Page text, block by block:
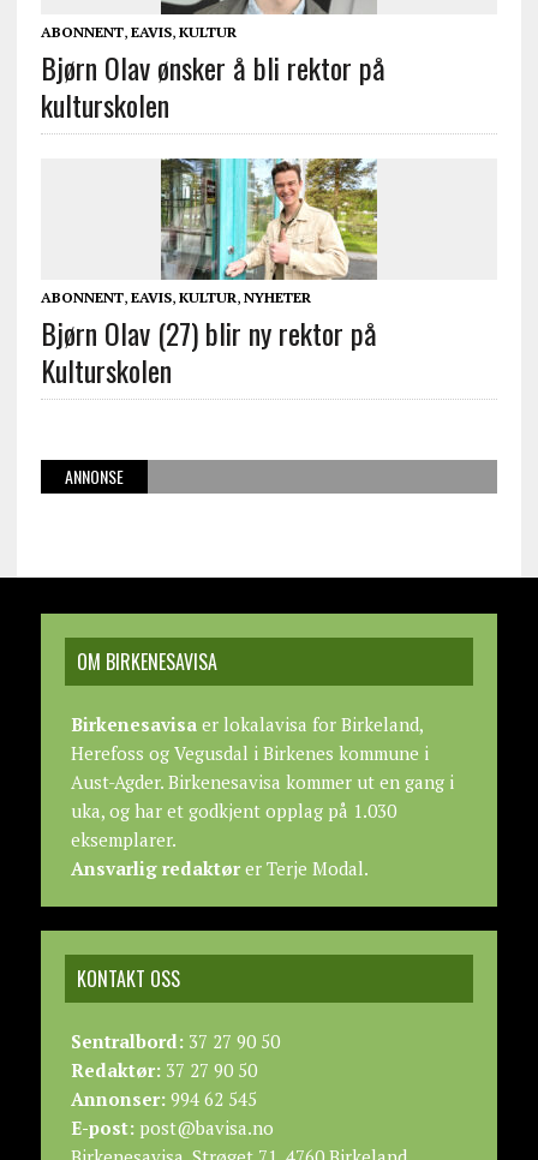
ABONNENT, EAVIS, KULTUR
Bjørn Olav ønsker å bli rektor på
kulturskolen
ABONNENT, EAVIS, KULTUR, NYHETER
Bjørn Olav (27) blir ny rektor på
Kulturskolen
ANNONSE
OM BIRKENESAVISA
Birkenesavisaer lokalavisa for Birkeland,
Herefoss og Vegusdal i Birkenes kommune i
Aust-Agder. Birkenesavisa kommer ut en gang i
uka, og har et godkjent opplag på 1.030
eksemplarer.
Ansvarlig redaktører Terje Modal.
KONTAKT OSS
Sentralbord:37 27 90 50
Redaktør:37 27 90 50
Annonser:994 62 545
E-post:post@bavisa.no